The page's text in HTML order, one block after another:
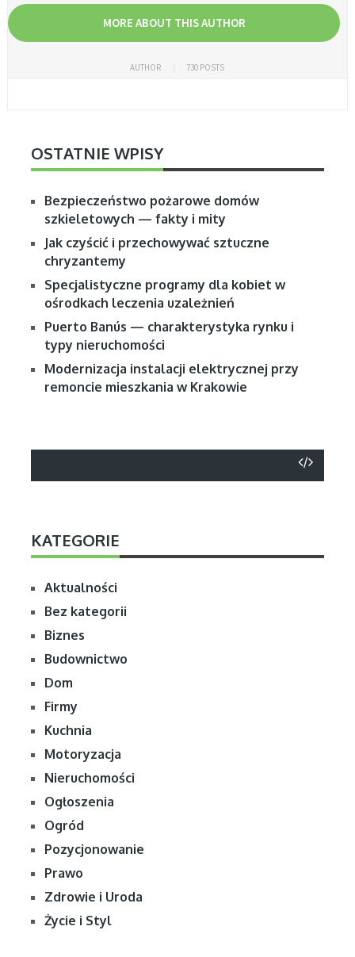
MORE ABOUT THIS AUTHOR
AUTHOR 730 POSTS
OSTATNIE WPISY
Bezpieczeństwo pożarowe domów
szkieletowych — fakty i mity
Jak czyścić i przechowywać sztuczne
chryzantemy
Specjalistyczne programy dla kobiet w
ośrodkach leczenia uzależnień
Puerto Banús — charakterystyka rynku i
typy nieruchomości
Modernizacja instalacji elektrycznej przy
remoncie mieszkania w Krakowie
KATEGORIE
Aktualności
Bez kategorii
Biznes
Budownictwo
Dom
Firmy
Kuchnia
Motoryzacja
Nieruchomości
Ogłoszenia
Ogród
Pozycjonowanie
Prawo
Zdrowie i Uroda
Życie i Styl